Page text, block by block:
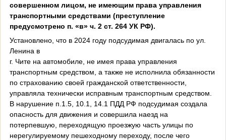
совершенном лицом, не имеющим права управления
транспортными средствами (преступление
предусмотрено п. «в» ч. 2 ст. 264 УК РФ).
Установлено, что в 2024 году подсудимая двигалась по ул.
Ленина в
г. Чите на автомобиле, не имея права управления
транспортным средством, а также не исполнила обязанности
по страхованию своей гражданской ответственности,
управляла технически исправным транспортным средством.
В нарушение п.1.5, 10.1, 14.1 ПДД РФ подсудимая создала
опасность для движения и совершила наезд на
потерпевшую, переходящую проезжую часть улицы по
нерегулируемому пешеходному переходу, после чего